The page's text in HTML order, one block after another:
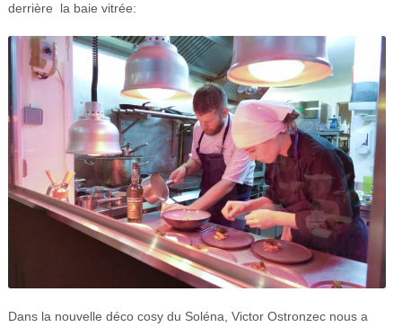
derrière la baie vitrée:
Dans la nouvelle déco cosy du Soléna, Victor Ostronzec nous a